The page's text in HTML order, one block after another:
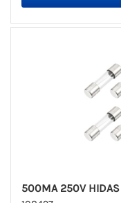
500MA 250V